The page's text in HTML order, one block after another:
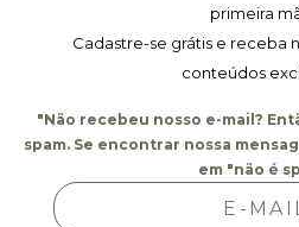
primeira
Cadastre-se grátis e receba
conteúdos
"Não recebeu nosso e-mail?
spam. Se encontrar nossa
em "não é